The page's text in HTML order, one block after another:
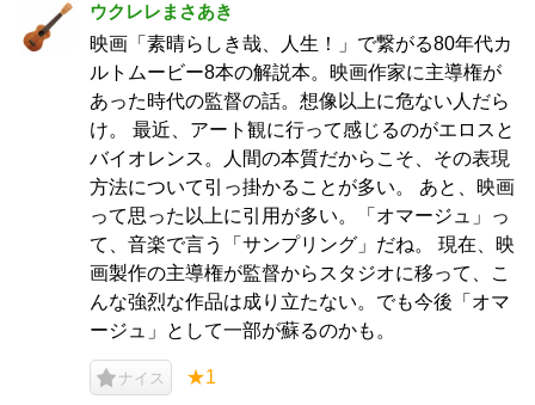
ウクレレまさあき
映画「素晴らしき哉、人生！」で繋がる80年代カ
ルトムービー8本の解説本。映画作家に主導権が
あった時代の監督の話。想像以上に危ない人だら
け。 最近、アート観に行って感じるのがエロスと
バイオレンス。人間の本質だからこそ、その表現
方法について引っ掛かることが多い。 あと、映画
って思った以上に引用が多い。「オマージュ」っ
て、音楽で言う「サンプリング」だね。 現在、映
画製作の主導権が監督からスタジオに移って、こ
んな強烈な作品は成り立たない。でも今後「オマ
ージュ」として一部が蘇るのかも。
ナイス ★1